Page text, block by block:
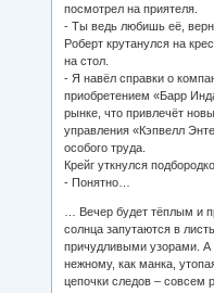
посмотрел на приятеля.
- Ты ведь любишь её,
Роберт крутанулся на
на стол.
- Я навёл справки о
приобретением «Барр
рынке, что привлечёт
управления «Кэпвелл
особого труда.
Крейг уткнулся
- Понятно…
… Вечер будет тёплым и
солнца запутаются в
причудливыми узорами. А
нежному, как манка,
цепочки следов – совсем